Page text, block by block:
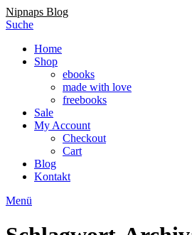
Nipnaps Blog
Suche
Home
Shop
ebooks
made with love
freebooks
Sale
My Account
Checkout
Cart
Blog
Kontakt
Menü